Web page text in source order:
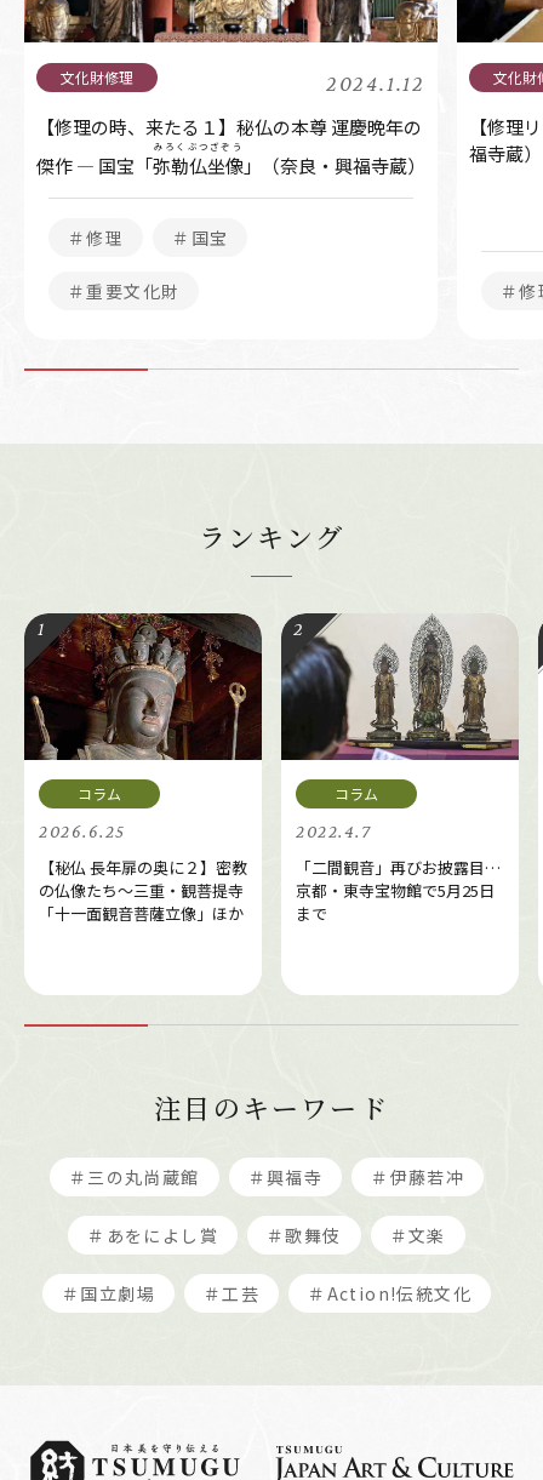
2024.1.12
【修理の時、来たる１】秘仏の本尊 運慶晩年の
傑作 ― 国宝「弥勒仏坐像
みろくぶつざぞう
」（奈良・興福寺蔵）
＃修理 ＃国宝
＃重要文化財
【修理
福寺蔵
＃修
ランキング
2026.6.25
【秘仏 長年扉の奥に２】密教
の仏像たち～三重・観菩提寺
「十一面観音菩薩立像」ほか
2022.4.7
「二間観音」再びお披露目…
京都・東寺宝物館で5月25日
まで
注目のキーワード
＃三の丸尚蔵館 ＃興福寺 ＃伊藤若冲
＃あをによし賞 ＃歌舞伎 ＃文楽
＃国立劇場 ＃工芸 ＃Action!伝統文化